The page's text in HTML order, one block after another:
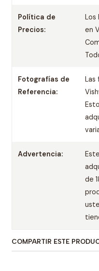
Política de
Precios:
Los
en
Fotografías de
Referencia:
Las
Advertencia:
de
COMPARTIR ESTE